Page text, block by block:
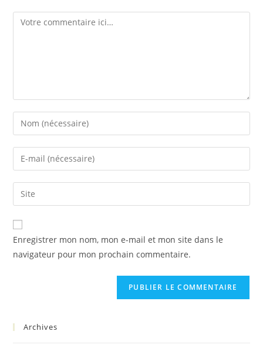
Enregistrer mon nom, mon e-mail et mon site dans le
navigateur pour mon prochain commentaire.
Archives